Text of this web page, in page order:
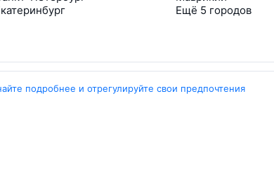
Ещё 5 городов
подробнее и отрегулируйте свои предпочтения